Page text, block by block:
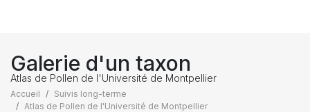
Galerie d'un taxon
Atlas de Pollen de l'Université de Montpellier
Accueil
Suivis long-terme
Atlas de Pollen de l'Université de Montpellier